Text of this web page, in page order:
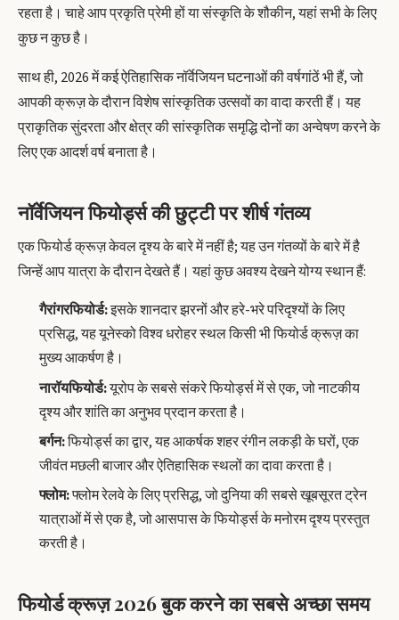
रहता है। चाहे आप प्रकृति प्रेमी हों या संस्कृति के शौकीन, यहां सभी के लिए
कुछ न कुछ है।
साथ ही, 2026 में कई ऐतिहासिक नॉर्वेजियन घटनाओं की वर्षगांठें भी हैं, जो
आपकी क्रूज़ के दौरान विशेष सांस्कृतिक उत्सवों का वादा करती हैं। यह
प्राकृतिक सुंदरता और क्षेत्र की सांस्कृतिक समृद्धि दोनों का अन्वेषण करने के
लिए एक आदर्श वर्ष बनाता है।
नॉर्वेजियन फियोर्ड्स की छुट्टी पर शीर्ष गंतव्य
एक फियोर्ड क्रूज़ केवल दृश्य के बारे में नहीं है; यह उन गंतव्यों के बारे में है
जिन्हें आप यात्रा के दौरान देखते हैं। यहां कुछ अवश्य देखने योग्य स्थान हैं:
गैरांगरफियोर्ड:इसके शानदार झरनों और हरे-भरे परिदृश्यों के लिए
प्रसिद्ध, यह यूनेस्को विश्व धरोहर स्थल किसी भी फियोर्ड क्रूज़ का
मुख्य आकर्षण है।
नारॉयफियोर्ड:यूरोप के सबसे संकरे फियोर्ड्स में से एक, जो नाटकीय
दृश्य और शांति का अनुभव प्रदान करता है।
बर्गन:फियोर्ड्स का द्वार, यह आकर्षक शहर रंगीन लकड़ी के घरों, एक
जीवंत मछली बाजार और ऐतिहासिक स्थलों का दावा करता है।
फ्लोम:फ्लोम रेलवे के लिए प्रसिद्ध, जो दुनिया की सबसे खूबसूरत ट्रेन
यात्राओं में से एक है, जो आसपास के फियोर्ड्स के मनोरम दृश्य प्रस्तुत
करती है।
फियोर्ड क्रूज़ 2026 बुक करने का सबसे अच्छा समय